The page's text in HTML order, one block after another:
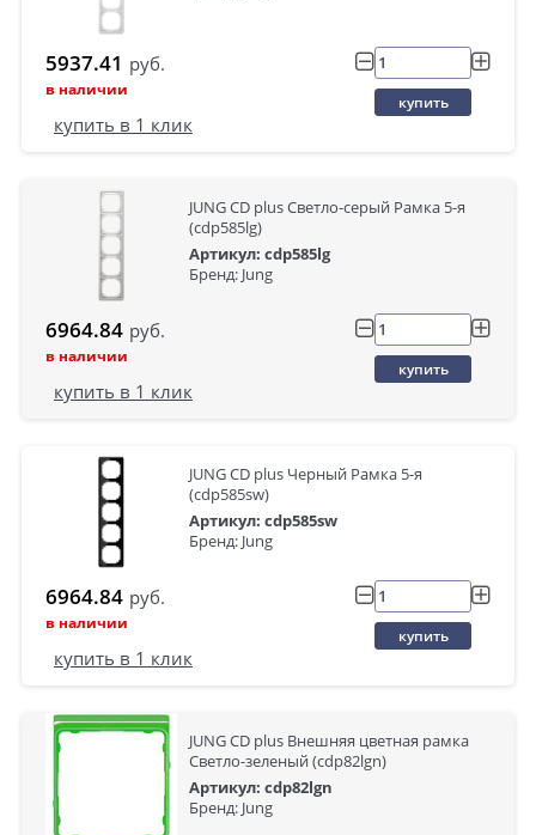
5937.41 руб.
в наличии
купить
купить в 1 клик
JUNG CD plus Светло-серый Рамка 5-я
(cdp585lg)
Артикул: cdp585lg
Бренд: Jung
6964.84 руб.
в наличии
купить
купить в 1 клик
JUNG CD plus Черный Рамка 5-я
(cdp585sw)
Артикул: cdp585sw
Бренд: Jung
6964.84 руб.
в наличии
купить
купить в 1 клик
JUNG CD plus Внешняя цветная рамка
Светло-зеленый (cdp82lgn)
Артикул: cdp82lgn
Бренд: Jung